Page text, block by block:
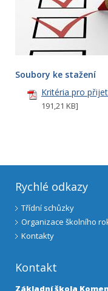
Soubory ke stažení
Kritéria pro
191,21 KB]
Rychlé odkazy
Třídní schůzky
Organizace školního
Kontakty
Kontakt
Základní škola